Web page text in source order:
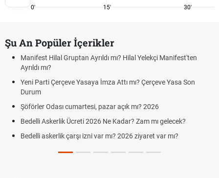
0' 15' 30'
Şu An Popüler İçerikler
Manifest Hilal Gruptan Ayrıldı mı? Hilal Yelekçi Manifest'ten
Ayrıldı mı?
Yeni Parti Çerçeve Yasaya İmza Attı mı? Çerçeve Yasa Son
Durum
Şöförler Odası cumartesi, pazar açık mı? 2026
Bedelli Askerlik Ücreti 2026 Ne Kadar? Zam mı gelecek?
Bedelli askerlik çarşı izni var mı? 2026 ziyaret var mı?